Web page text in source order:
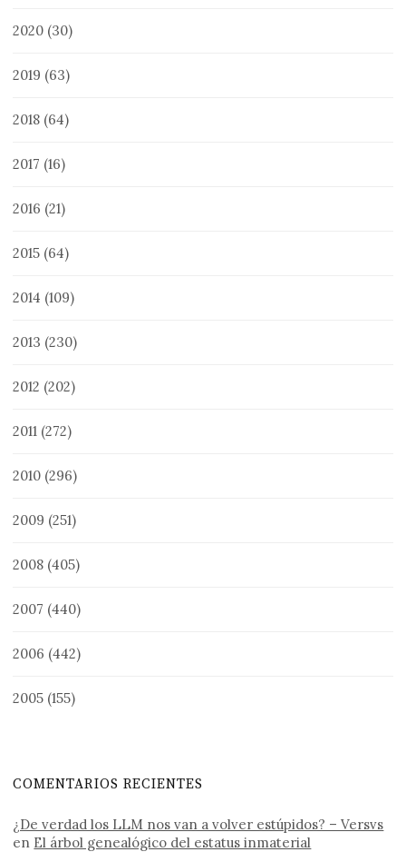
2020 (30)
2019 (63)
2018 (64)
2017 (16)
2016 (21)
2015 (64)
2014 (109)
2013 (230)
2012 (202)
2011 (272)
2010 (296)
2009 (251)
2008 (405)
2007 (440)
2006 (442)
2005 (155)
COMENTARIOS RECIENTES
¿De verdad los LLM nos van a volver estúpidos? – Versvs
en El árbol genealógico del estatus inmaterial